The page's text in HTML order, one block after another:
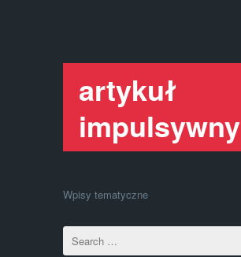
artykuł
impulsywny
Wpisy tematyczne